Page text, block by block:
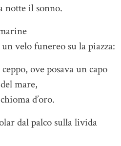
notte il sonno.
velo funereo su la piazza:
ove posava un capo
mare,
d’oro.
dal palco sulla livida